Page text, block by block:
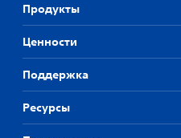
Продукты
Ценности
Поддержка
Ресурсы